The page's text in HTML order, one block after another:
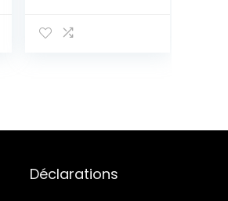
litres – XS –
Déclarations